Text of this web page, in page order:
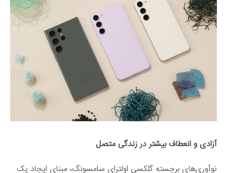
آزادی و انعطاف بیشتر در زندگی متصل
نوآوری‌های برجسته گلکسی اولترای سامسونگ، مبنای ایجاد یک